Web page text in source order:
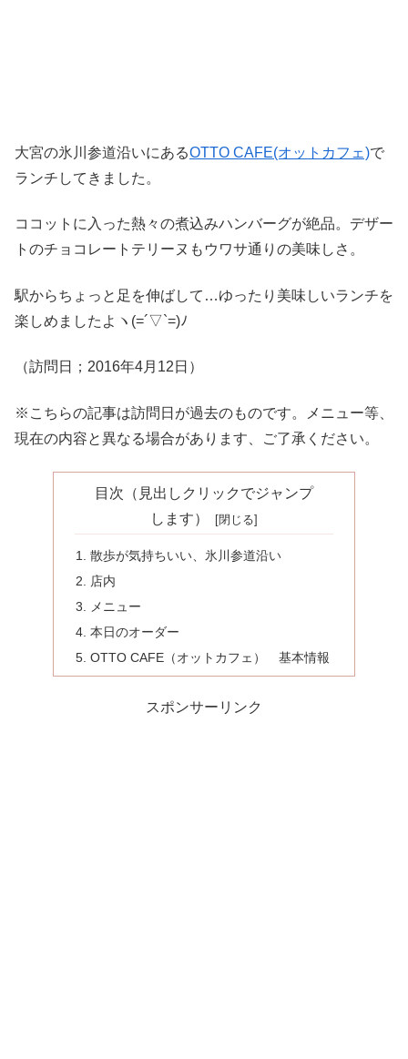
大宮の氷川参道沿いにあるOTTO CAFE(オットカフェ)で
ランチしてきました。
ココットに入った熱々の煮込みハンバーグが絶品。デザー
トのチョコレートテリーヌもウワサ通りの美味しさ。
駅からちょっと足を伸ばして…ゆったり美味しいランチを
楽しめましたよヽ(=´▽`=)ﾉ
（訪問日；2016年4月12日）
※こちらの記事は訪問日が過去のものです。メニュー等、
現在の内容と異なる場合があります、ご了承ください。
目次（見出しクリックでジャンプ
します）
散歩が気持ちいい、氷川参道沿い
店内
メニュー
本日のオーダー
OTTO CAFE（オットカフェ） 基本情報
スポンサーリンク